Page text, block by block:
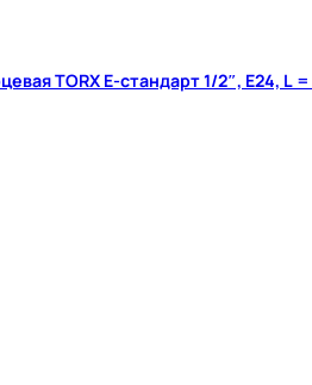
TORX Е-стандарт 1/2″, E24, L